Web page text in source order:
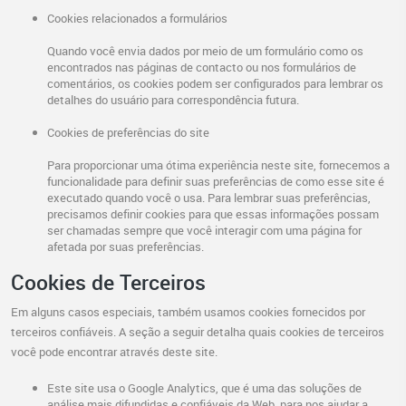
Cookies relacionados a formulários
Quando você envia dados por meio de um formulário como os
encontrados nas páginas de contacto ou nos formulários de
comentários, os cookies podem ser configurados para lembrar os
detalhes do usuário para correspondência futura.
Cookies de preferências do site
Para proporcionar uma ótima experiência neste site, fornecemos a
funcionalidade para definir suas preferências de como esse site é
executado quando você o usa. Para lembrar suas preferências,
precisamos definir cookies para que essas informações possam
ser chamadas sempre que você interagir com uma página for
afetada por suas preferências.
Cookies de Terceiros
Em alguns casos especiais, também usamos cookies fornecidos por
terceiros confiáveis. A seção a seguir detalha quais cookies de terceiros
você pode encontrar através deste site.
Este site usa o Google Analytics, que é uma das soluções de